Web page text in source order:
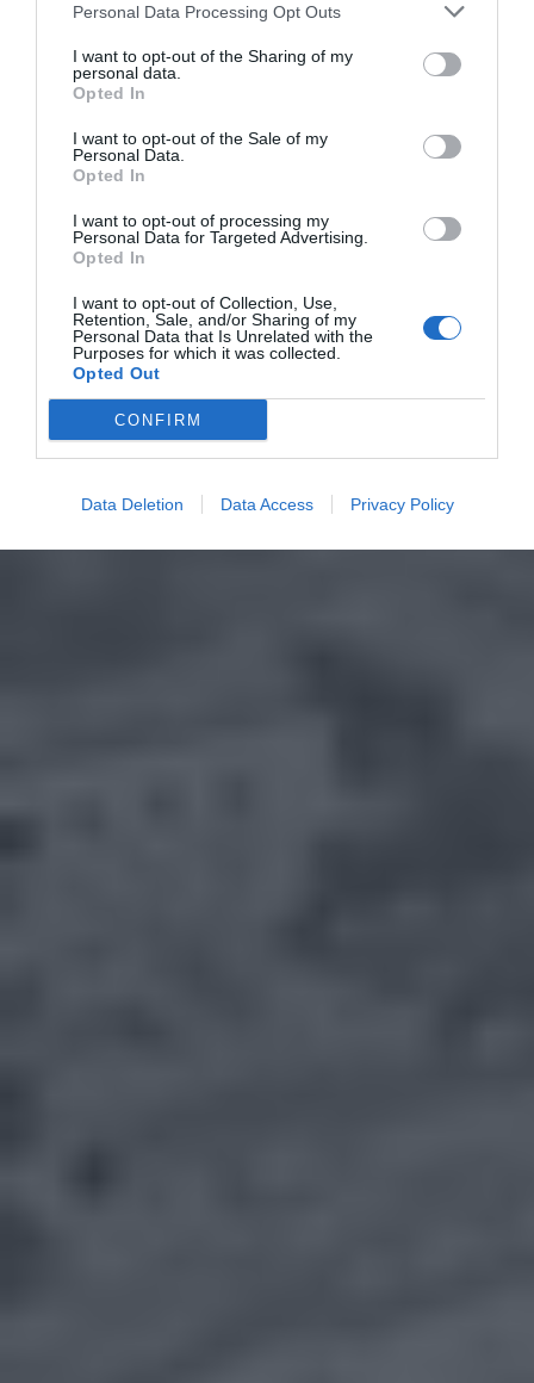
Personal Data Processing Opt Outs
I want to opt-out of the Sharing of my
personal data.
Opted In
I want to opt-out of the Sale of my
Personal Data.
Opted In
I want to opt-out of processing my
Personal Data for Targeted Advertising.
Opted In
I want to opt-out of Collection, Use,
Retention, Sale, and/or Sharing of my
Personal Data that Is Unrelated with the
Purposes for which it was collected.
Opted Out
CONFIRM
Data Deletion Data Access Privacy Policy